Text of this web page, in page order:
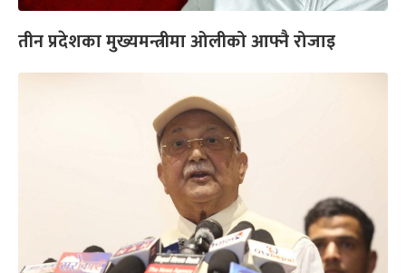
तीन प्रदेशका मुख्यमन्त्रीमा ओलीको आफ्नै रोजाइ